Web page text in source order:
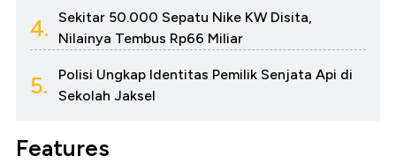
4.
Sekitar 50.000 Sepatu Nike KW Disita,
Nilainya Tembus Rp66 Miliar
5.
Polisi Ungkap Identitas Pemilik Senjata Api di
Sekolah Jaksel
Features